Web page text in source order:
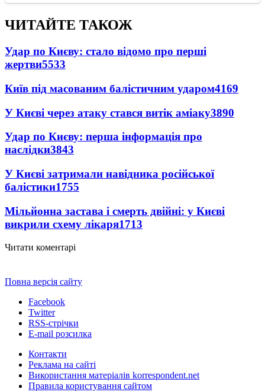
ЧИТАЙТЕ ТАКОЖ
Удар по Києву: стало відомо про перші
жертви5533
Київ під масованим балістичним ударом4169
У Києві через атаку стався витік аміаку3890
Удар по Києву: перша інформація про
наслідки3843
У Києві затримали навідника російської
балістики1755
Мільйонна застава і смерть двійні: у Києві
викрили схему лікаря1713
Читати коментарі
Повна версія сайту
Facebook
Twitter
RSS-стрічки
E-mail розсилка
Контакти
Реклама на сайті
Використання матеріалів korrespondent.net
Правила користування сайтом